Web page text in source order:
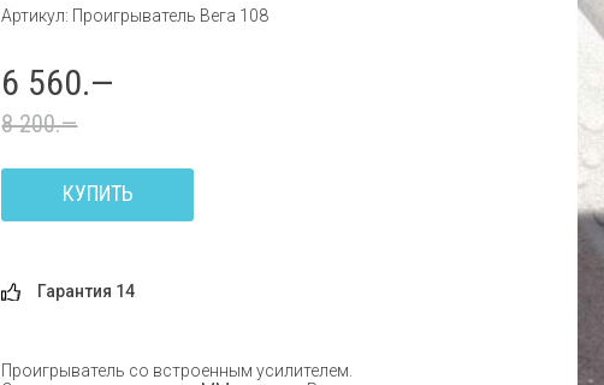
Артикул: Проигрыватель Вега 108
6 560.—
8 200.—
КУПИТЬ
Гарантия 14
Проигрыватель со встроенным усилителем.